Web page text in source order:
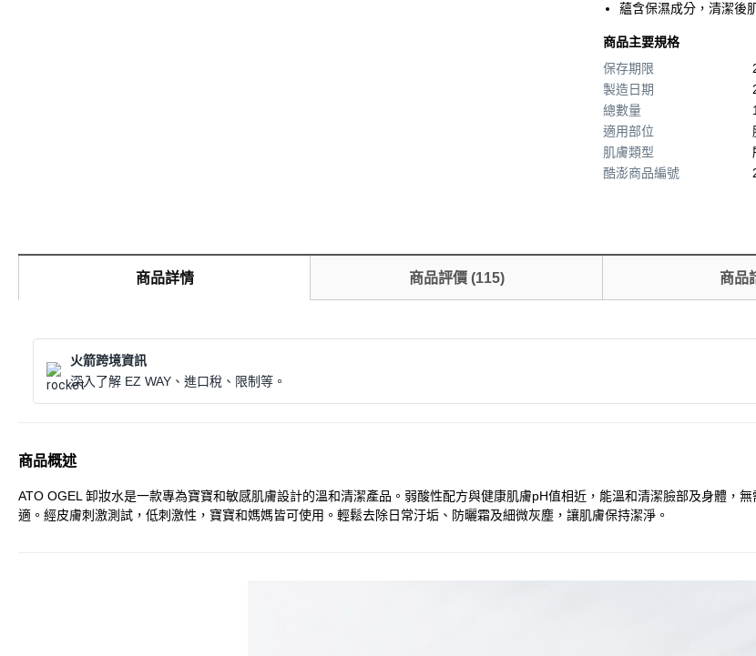
蘊含保濕成分，清潔後
商品主要規格
保存期限
製造日期
總數量
適用部位
肌膚類型
酷澎商品編號
商品詳情 商品評價(115) 商品
火箭跨境資訊
深入了解 EZ WAY、進口稅、限制等。
商品概述
ATO OGEL 卸妝水是一款專為寶寶和敏感肌膚設計的溫和清潔產品。弱酸性配方與健康肌膚pH值相近，能溫和清潔臉部及身體，
適。經皮膚刺激測試，低刺激性，寶寶和媽媽皆可使用。輕鬆去除日常汙垢、防曬霜及細微灰塵，讓肌膚保持潔淨。